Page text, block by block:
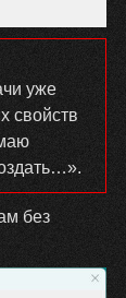
уже
свойств
без